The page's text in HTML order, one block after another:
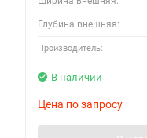
Глубина внешняя:
Производитель:
В наличии
Цена по запросу